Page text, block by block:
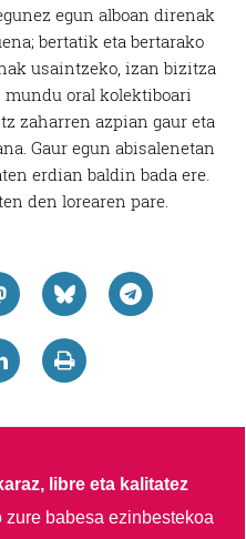
egun alboan direnak
bertatik eta bertarako
usaintzeko, izan bizitza
mundu oral kolektiboari
zaharren azpian gaur eta
Gaur egun abisalenetan
erdian baldin bada ere.
den lorearen pare
libre eta kalitatez
zure babesa ezinbestekoa